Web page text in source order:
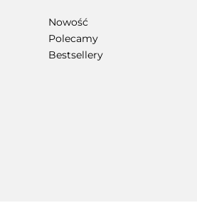
Nowość
Polecamy
Bestsellery